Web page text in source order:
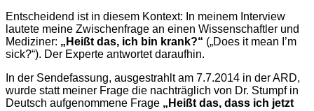
Entscheidend ist in diesem Kontext: In meinem Interview
lautete meine Zwischenfrage an einen Wissenschaftler und
Mediziner: „Heißt das, ich bin krank?“ („Does it mean I’m
sick?“). Der Experte antwortet daraufhin.
In der Sendefassung, ausgestrahlt am 7.7.2014 in der ARD,
wurde statt meiner Frage die nachträglich von Dr. Stumpf in
Deutsch aufgenommene Frage „Heißt das, dass ich jetzt